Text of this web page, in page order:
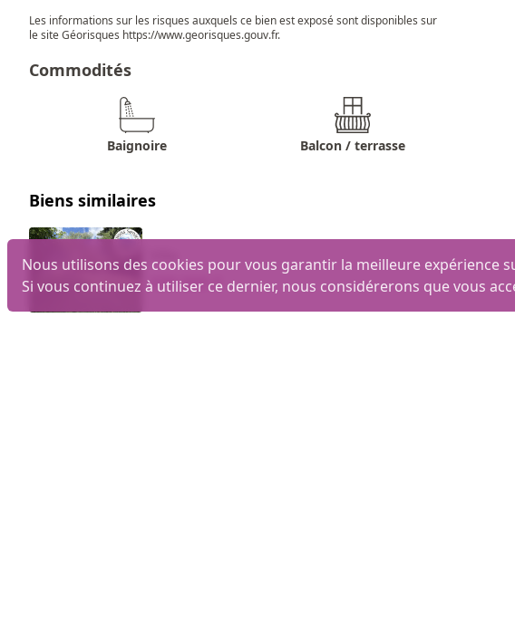
Les informations sur les risques auxquels ce bien est exposé sont disponibles sur
le site Géorisques https://www.georisques.gouv.fr.
Commodités
Baignoire Balcon / terrasse
Biens similaires
430 000 €
Nous utilisons des cookies pour vous garantir la meilleure expérience
Si vous continuez à utiliser ce dernier, nous considérerons que vous